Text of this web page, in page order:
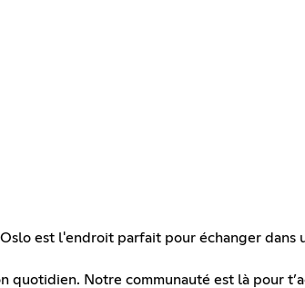
est l'endroit parfait pour échanger dans
quotidien. Notre communauté est là pour